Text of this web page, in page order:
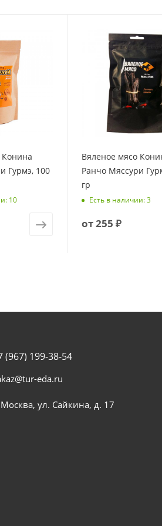
Конина
Гурмэ, 100
10
Вяленое мясо
Ранчо Мяссури
гр
Есть в наличии: 3
от255 ₽
(967) 199-38-54
eda.ru
Москва, ул. Сайкина, д. 17